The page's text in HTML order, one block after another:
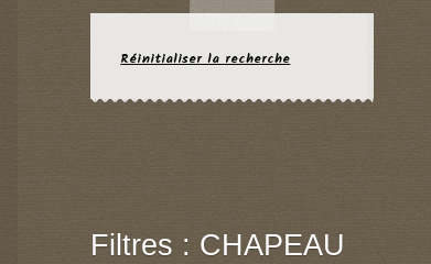
Réinitialiser la recherche
Filtres : CHAPEAU